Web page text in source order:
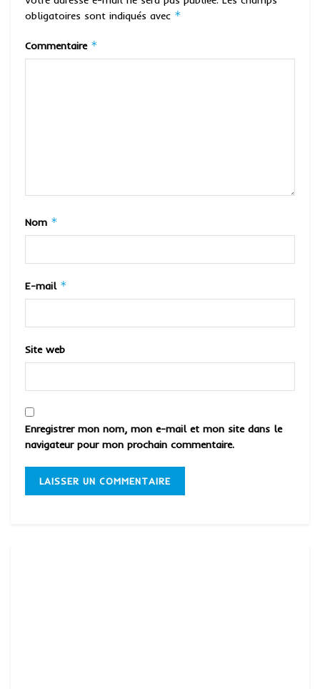
obligatoires sont indiqués avec *
Commentaire *
Nom *
E-mail *
Site web
Enregistrer mon nom, mon e-mail et mon site dans le
navigateur pour mon prochain commentaire.